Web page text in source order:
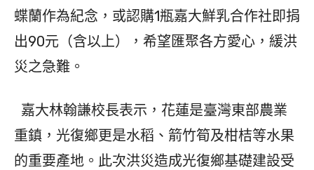
蝶蘭作為紀念，或認購1瓶嘉大鮮乳合作社即捐
出90元（含以上），希望匯聚各方愛心，緩洪
災之急難。
嘉大林翰謙校長表示，花蓮是臺灣東部農業
重鎮，光復鄉更是水稻、箭竹筍及柑桔等水果
的重要產地。此次洪災造成光復鄉基礎建設受